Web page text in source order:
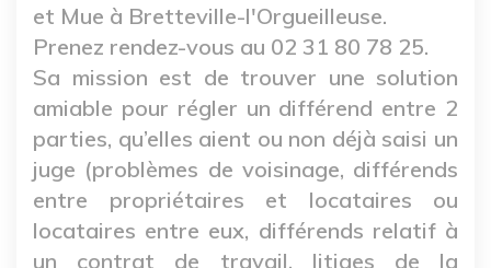
et Mue à Bretteville-l'Orgueilleuse.
Prenez rendez-vous au 02 31 80 78 25.
Sa mission est de trouver une solution
amiable pour régler un différend entre 2
parties, qu’elles aient ou non déjà saisi un
juge (problèmes de voisinage, différends
entre propriétaires et locataires ou
locataires entre eux, différends relatif à
un contrat de travail, litiges de la